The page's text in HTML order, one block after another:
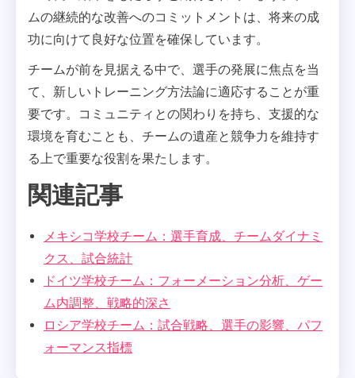
ムの継続的な改善へのコミットメントは、将来の成
功に向けて良好な位置を確保しています。
チームが前を見据える中で、選手の発展に焦点を当
て、新しいトレーニング方法論に適応することが重
要です。コミュニティとの関わりを持ち、支援的な
環境を育むことも、チームの遺産と競争力を維持す
る上で重要な役割を果たします。
関連記事
メキシコ学校チーム：選手育成、チームダイナミ
クス、試合統計
ドイツ学校チーム：フォーメーション分析、ゲー
ム内調整、戦略的深さ
ロシア学校チーム：試合戦略、選手の影響、パフ
ォーマンス指標